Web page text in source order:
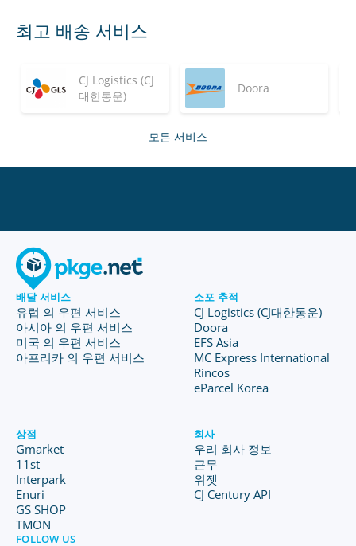
최고 배송 서비스
CJ Logistics (CJ
대한통운)
Doora
모든 서비스
배달 서비스
유럽 의 우편 서비스
아시아 의 우편 서비스
미국 의 우편 서비스
아프리카 의 우편 서비스
소포 추적
CJ Logistics (CJ대한통운)
Doora
EFS Asia
MC Express International
Rincos
eParcel Korea
상점
Gmarket
11st
Interpark
Enuri
GS SHOP
TMON
회사
우리 회사 정보
근무
위젯
CJ Century API
FOLLOW US